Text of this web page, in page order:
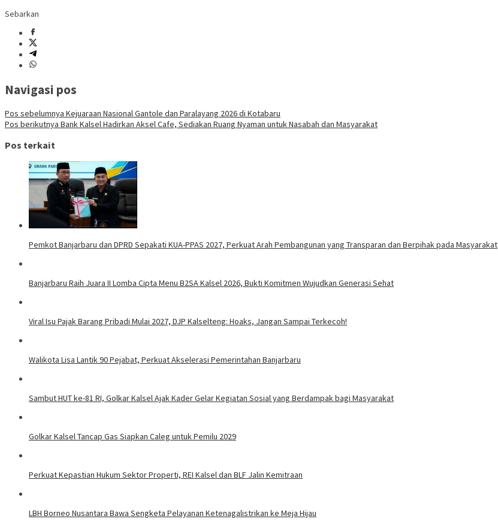
Sebarkan
Navigasi pos
Pos sebelumnya Kejuaraan Nasional Gantole dan Paralayang 2026 di Kotabaru
Pos berikutnya Bank Kalsel Hadirkan Aksel Cafe, Sediakan Ruang Nyaman untuk Nasabah dan Masyarakat
Pos terkait
Pemkot Banjarbaru dan DPRD Sepakati KUA-PPAS 2027, Perkuat Arah Pembangunan yang Transparan dan Berpihak pada Masyarakat
Banjarbaru Raih Juara II Lomba Cipta Menu B2SA Kalsel 2026, Bukti Komitmen Wujudkan Generasi Sehat
Viral Isu Pajak Barang Pribadi Mulai 2027, DJP Kalselteng: Hoaks, Jangan Sampai Terkecoh!
Walikota Lisa Lantik 90 Pejabat, Perkuat Akselerasi Pemerintahan Banjarbaru
Sambut HUT ke-81 RI, Golkar Kalsel Ajak Kader Gelar Kegiatan Sosial yang Berdampak bagi Masyarakat
Golkar Kalsel Tancap Gas Siapkan Caleg untuk Pemilu 2029
Perkuat Kepastian Hukum Sektor Properti, REI Kalsel dan BLF Jalin Kemitraan
LBH Borneo Nusantara Bawa Sengketa Pelayanan Ketenagalistrikan ke Meja Hijau